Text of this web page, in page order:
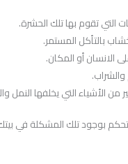
التي تقوم بها تلك الحشرة.
بالتأكل المستمر.
الانسان أو المكان.
من الأشياء التي يخلفها النمل
بوجود تلك المشكلة في